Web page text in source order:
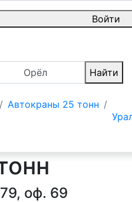
Войти
Орёл Найти
Автокраны 25 тонн
оф. 69